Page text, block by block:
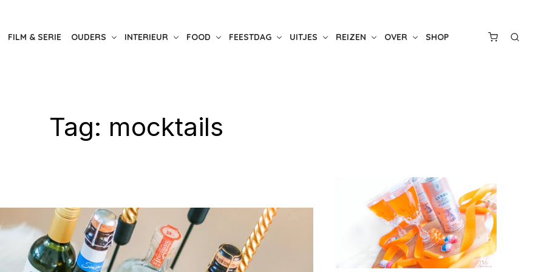
FILM & SERIE OUDERS INTERIEUR FOOD FEESTDAG UITJES REIZEN OVER SHOP
Tag: mocktails